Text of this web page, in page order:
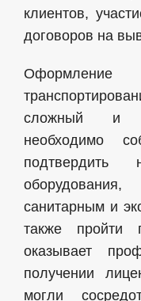
клиентов,
договоров на
сложный и
необходимо
подтвердить
санитарным и
также пройти
оказывает
получении
могли